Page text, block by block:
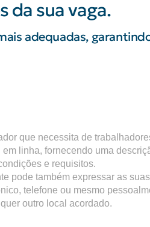
da sua vaga.
adequadas,
que necessita de
linha, fornecendo uma
e requisitos.
pode também expressar as
telefone ou mesmo
outro local acordado.